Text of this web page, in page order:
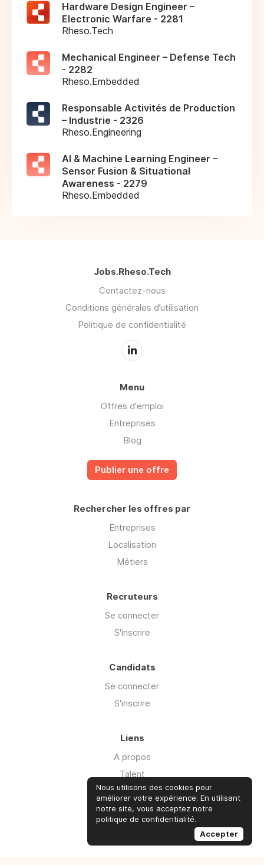
Hardware Design Engineer –
Electronic Warfare - 2281
Rheso.Tech
Mechanical Engineer – Defense Tech
- 2282
Rheso.Embedded
Responsable Activités de Production
– Industrie - 2326
Rheso.Engineering
AI & Machine Learning Engineer –
Sensor Fusion & Situational
Awareness - 2279
Rheso.Embedded
Jobs.Rheso.Tech
Contactez-nous
Conditions générales d’utilisation
Politique de confidentialité
Menu
Offres d'emploi
Entreprises
Blog
Publier une offre
Rechercher les offres par
Entreprises
Localisation
Métiers
Recruteurs
Se connecter
S'inscrire
Candidats
Se connecter
S'inscrire
Liens
A propos
Talent
Offre Cyber'isk
Ressources
Advisory
Nous utilisons des cookies pour
améliorer votre expérience. En utilisant
notre site, vous acceptez notre
politique de confidentialité.
Accepter